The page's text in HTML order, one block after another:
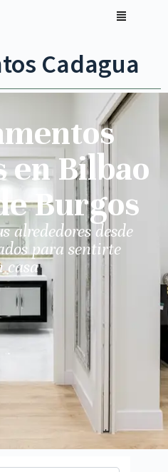
Cadagua
Bilbao
Burgos
alrededores desde
para sentirte
casa